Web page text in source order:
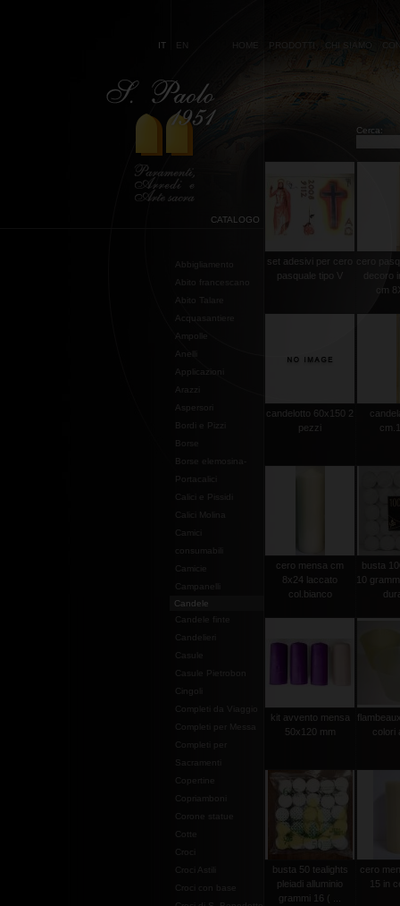
IT EN HOME PRODOTTI CHI SIAMO
Cerca:
CATALOGO
Abbigliamento
Abito francescano
Abito Talare
Acquasantiere
Ampolle
Anelli
Applicazioni
Arazzi
Aspersori
Bordi e Pizzi
Borse
Borse elemosina-
Portacalici
Calici e Pissidi
Calici Molina
Campanelli
Candele
Candele finte
Candelieri
Casule
Casule Pietrobon
Cingoli
Completi da Viaggio
Completi per Messa
Completi per
Sacramenti
Copertine
Copriamboni
Corone statue
Cotte
Croci
Croci Astili
Croci con base
set adesivi per cero
pasquale tipo V
cero
decoro
cm
candelotto 60x150 2
pezzi
cero mensa cm
8x24 laccato
col.bianco
busta
10
kit avvento mensa
50x120 mm
colori
busta 50 tealights
pleiadi alluminio
grammi 16 ( ...
cero
15 in